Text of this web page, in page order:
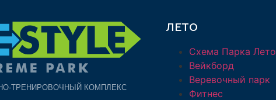
ТРЕНИРОВОЧНЫЙ КОМПЛЕКС
ЛЕТО
Схема Парка Лето
Вейкборд
Веревочный парк
Фитнес